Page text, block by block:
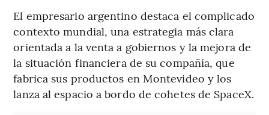
El empresario argentino destaca el complicado
contexto mundial, una estrategia más clara
orientada a la venta a gobiernos y la mejora de
la situación financiera de su compañía, que
fabrica sus productos en Montevideo y los
lanza al espacio a bordo de cohetes de SpaceX.